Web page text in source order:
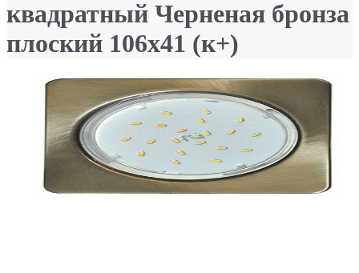
квадратный Черненая бронза
плоский 106x41 (к+)